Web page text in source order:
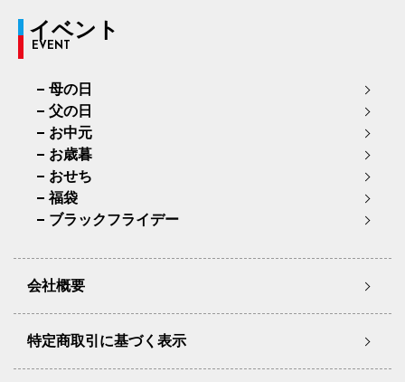
イベント
EVENT
母の日
父の日
お中元
お歳暮
おせち
福袋
ブラックフライデー
会社概要
特定商取引に基づく表示